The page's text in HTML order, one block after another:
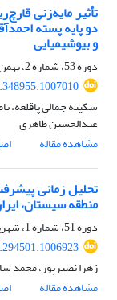
تأثیر مایه‌زنی
دو پایه پسته
و بیوشیمیایی
دوره 53، شماره 2، بهمن 1401، صفحه
سکینه جمالی پاقلعه،
عبدالحسین طاهری
مشاهده مقاله
تحلیل زمانی
منطقه سیستان،
دوره 51، شماره 1، شهریور 1399، صفحه
زهرا نصیرپور، محمد
مشاهده مقاله